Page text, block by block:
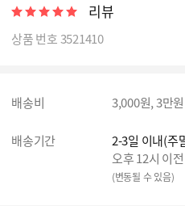
리뷰
상품 번호 3521410
배송비 3,000원, 3만
배송기간
2-3일 이내(주
오후 12시 이
(변동될 수 있음)